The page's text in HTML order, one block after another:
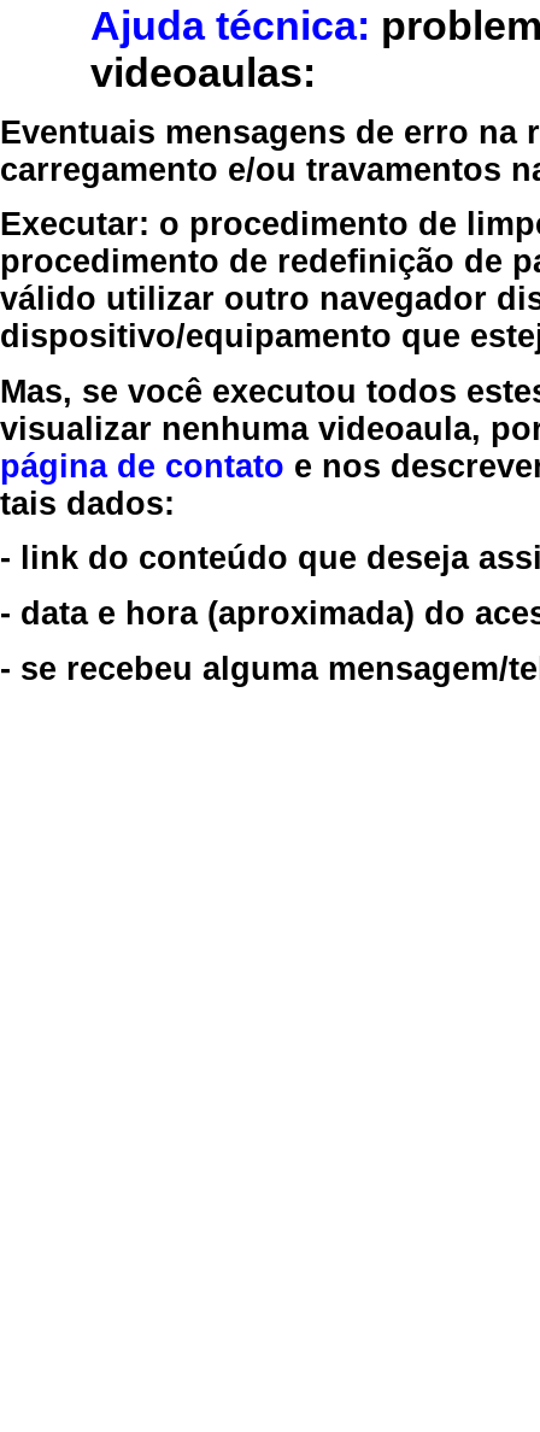
Ajuda técnica:
videoaulas:
Eventuais mensagens de erro
carregamento e/ou travamentos
Executar: o procedimento de
procedimento de redefinição de
válido utilizar outro navegador
dispositivo/equipamento que
Mas, se você executou todos
visualizar nenhuma videoaula,
página de contato e nos
tais dados:
- link do conteúdo que deseja
- data e hora (aproximada) do
- se recebeu alguma mensagem/